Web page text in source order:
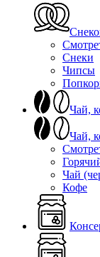
Снеки
Чипсы
Чай,
Чай,
Чай
Кофе